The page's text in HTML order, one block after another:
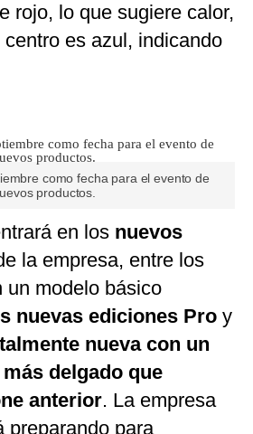
rojo, lo que sugiere calor,
es azul, indicando
como fecha para el evento de
productos.
en los nuevos
la empresa, entre los
un modelo básico
nuevas ediciones Pro y
nueva con un
delgado que
anterior. La empresa
preparando para